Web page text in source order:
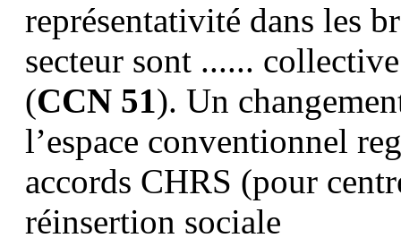
représentativité dans les
secteur sont ......
(CCN 51). Un
l’espace conventionnel
accords CHRS (pour
réinsertion sociale